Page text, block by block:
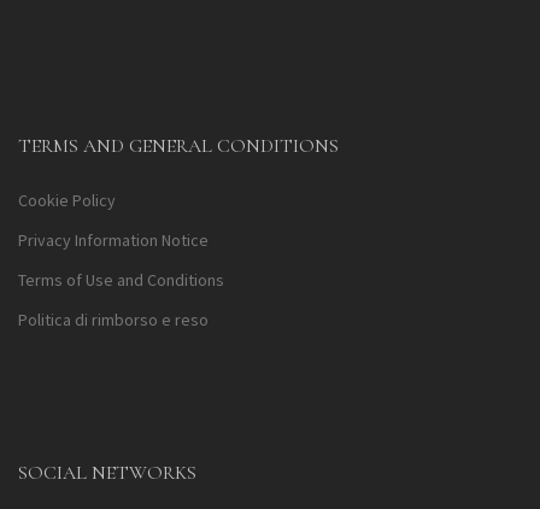
TERMS AND GENERAL CONDITIONS
Cookie Policy
Privacy Information Notice
Terms of Use and Conditions
Politica di rimborso e reso
SOCIAL NETWORKS